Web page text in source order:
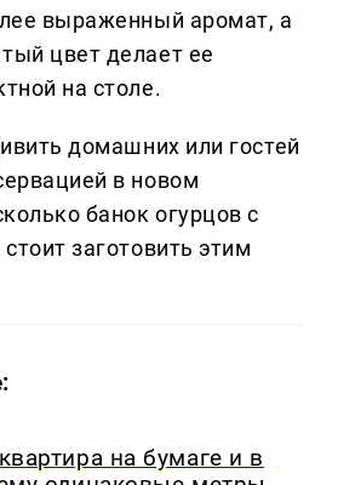
выраженный аромат, а
цвет делает ее
на столе.
домашних или гостей
в новом
банок огурцов с
заготовить этим
на бумаге и в